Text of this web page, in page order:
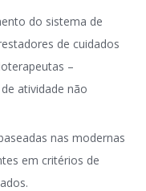
do sistema de
de cuidados
–
atividade não
nas modernas
em critérios de